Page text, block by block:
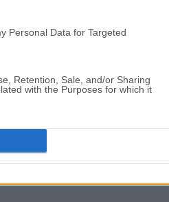
Personal Data for Targeted
Retention, Sale, and/or Sharing
with the Purposes for which it
el único factor limitante para
1.7 millones de pares de
Bidireccional y...